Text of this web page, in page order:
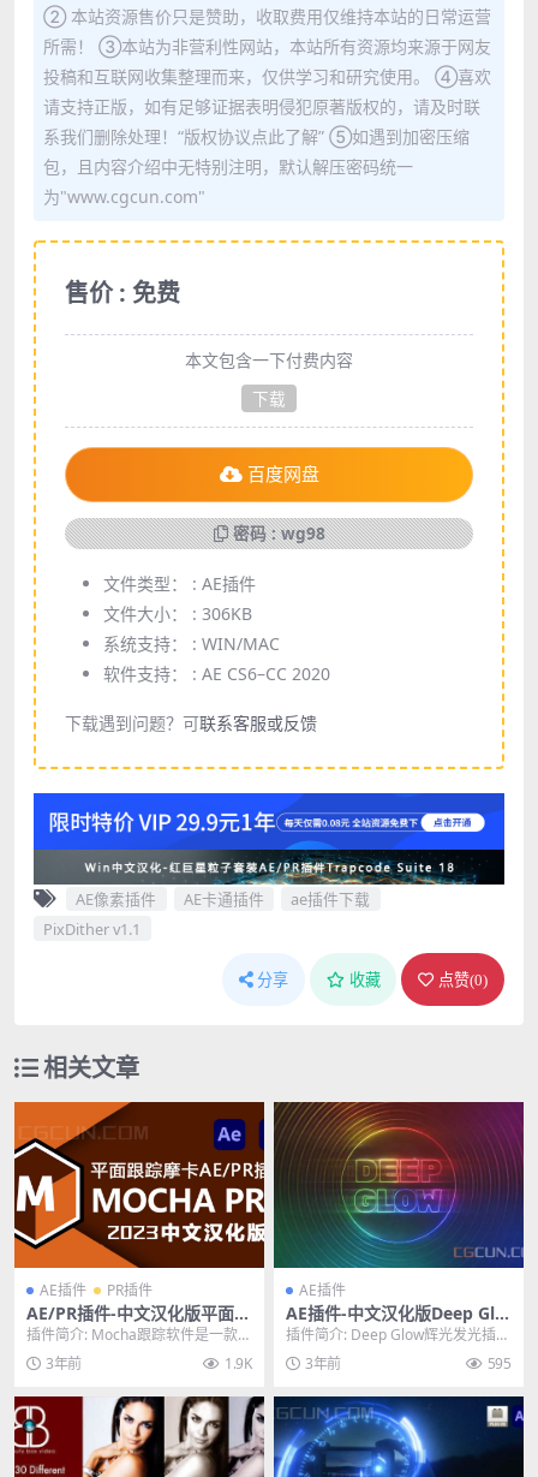
② 本站资源售价只是赞助，收取费用仅维持本站的日常运营
所需！ ③本站为非营利性网站，本站所有资源均来源于网友
投稿和互联网收集整理而来，仅供学习和研究使用。 ④喜欢
请支持正版，如有足够证据表明侵犯原著版权的，请及时联
系我们删除处理！“版权协议点此了解” ⑤如遇到加密压缩
包，且内容介绍中无特别注明，默认解压密码统一
为"www.cgcun.com"
售价 : 免费
本文包含一下付费内容
下载
百度网盘
密码 : wg98
文件类型： : AE插件
文件大小： : 306KB
系统支持： : WIN/MAC
软件支持： : AE CS6–CC 2020
下载遇到问题？可联系客服或反馈
AE像素插件 AE卡通插件
ae插件下载
PixDither v1.1
分享 收藏 点赞(0)
相关文章
AE插件 PR插件
AE/PR插件-中文汉化版平面跟
踪插件 Mocha Pro 2023 v10.
0.0 Win一键安装版
插件简介: Mocha跟踪软件是一款用
于视频跟踪和视觉效果合成的专业
软件，可帮助...
3年前 1.9K
AE插件
AE插件-中文汉化版Deep Glo
w真实发光特效插件 V1.5.5 W
in
插件简介: Deep Glow辉光发光插件
比AE自带的辉光插件更加真实，过
渡更加...
3年前 595